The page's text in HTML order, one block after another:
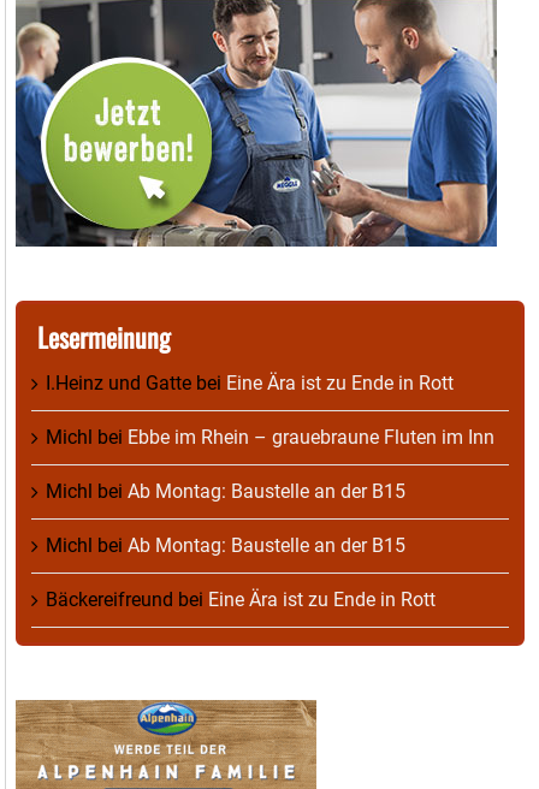
Lesermeinung
I.Heinz und Gatte bei Eine Ära ist zu Ende in Rott
Michl bei Ebbe im Rhein – grauebraune Fluten im Inn
Michl bei Ab Montag: Baustelle an der B15
Michl bei Ab Montag: Baustelle an der B15
Bäckereifreund bei Eine Ära ist zu Ende in Rott